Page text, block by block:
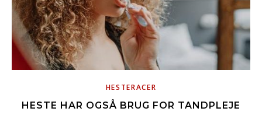
HESTERACER
HESTE HAR OGSÅ BRUG FOR TANDPLEJE